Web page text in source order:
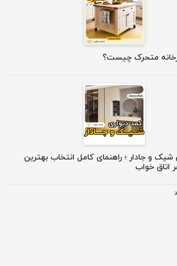
متحرک چیست؟
شیک و جادار ؛ راهنمای کامل انتخاب بهترین
اتاق خواب